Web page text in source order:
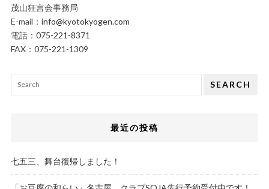
茂山狂言会事務局
E-mail： info@kyotokyogen.com
電話： 075-221-8371
FAX：075-221-1309
SEARCH
最近の投稿
七五三、舞台復帰しました！